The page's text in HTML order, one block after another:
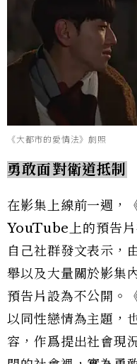
《大都市的愛情法》劇照
勇敢面對衛道抵制
在影集上線前一週，
YouTube上的預告片
自己社群發文表示，
舉以及大量關於影集
預告片設為不公開。
以同性戀情為主題，
容，作爲提出社會現